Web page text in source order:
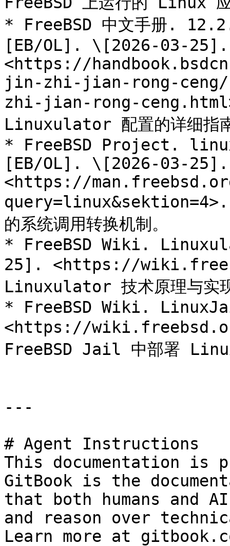
* FreeBSD 中文手册.
[EB/OL]. \[2026-03-25].
<https://
jin-zhi-jian-rong-
zhi-jian-rong-
Linuxulator 配置的详细指
* FreeBSD Project.
[EB/OL]. \[2026-03-25].
<https://
query=linux&sektion=4>.
的系统调用转换机制。
* FreeBSD Wiki.
25]. <https://
Linuxulator 技术原理与实
* FreeBSD Wiki.
<https://
FreeBSD Jail 中部署
---
# Agent Instructions
This documentation is
GitBook is the
that both humans and
and reason over
Learn more at